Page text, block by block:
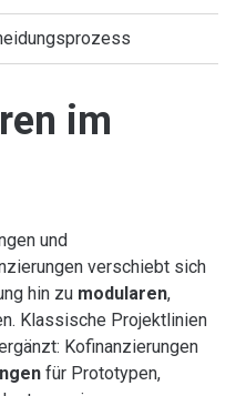
im
und
verschiebt sich
hin zu modularen,
Klassische Projektlinien
Kofinanzierungen
für Prototypen,